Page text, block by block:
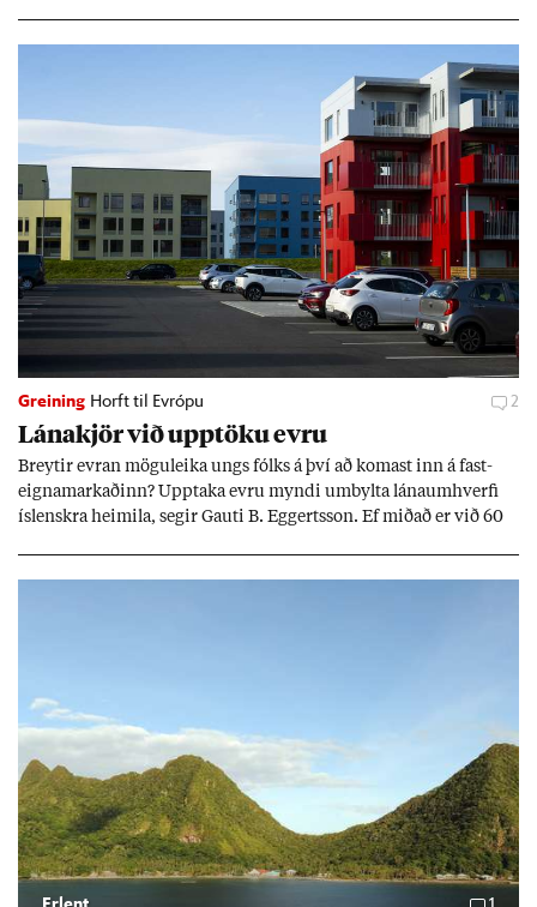
Greining Horft til Evrópu 2
Lána­kjör við upp­töku evru
Breyt­ir evr­an mögu­leika ungs fólks á því að kom­ast inn á fast­
eigna­mark­að­inn? Upp­taka evru myndi um­bylta lánaum­hverfi
ís­lenskra heim­ila, seg­ir Gauti B. Eggerts­son. Ef mið­að er við 60